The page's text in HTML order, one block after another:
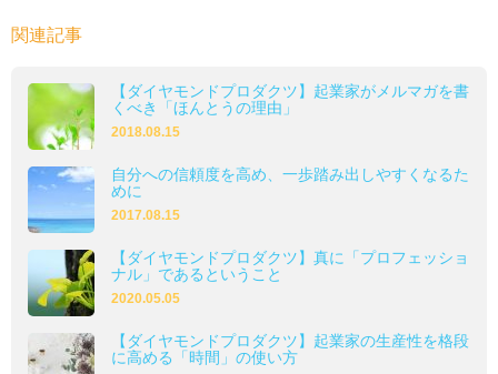
関連記事
【ダイヤモンドプロダクツ】起業家がメルマガを書
くべき「ほんとうの理由」
2018.08.15
自分への信頼度を高め、一歩踏み出しやすくなるた
めに
2017.08.15
【ダイヤモンドプロダクツ】真に「プロフェッショ
ナル」であるということ
2020.05.05
【ダイヤモンドプロダクツ】起業家の生産性を格段
に高める「時間」の使い方